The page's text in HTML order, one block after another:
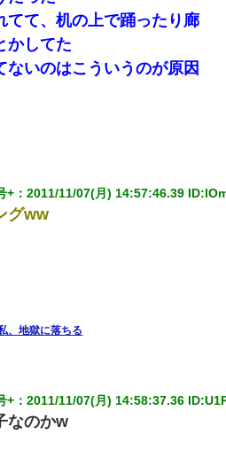
てて、机の上で踊ったり廊
かしてた
ないのはこういうのが原因
+ ：2011/11/07(月) 14:57:46.39 ID:
グww
、地獄に落ちる
+ ：2011/11/07(月) 14:58:37.36 ID:
なのかw